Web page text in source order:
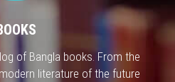
of Bangla books. From the
literature of the future